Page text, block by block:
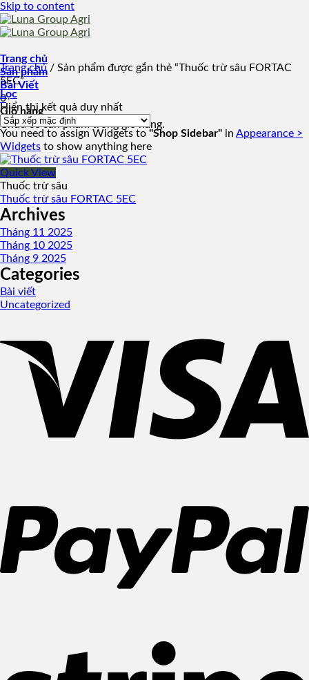
Skip to content
Trang chủ
Sản phẩm
Bài Viết
0
Giỏ hàng
Chưa có sản phẩm trong giỏ hàng.
Trang chủ / Sản phẩm được gắn thẻ “Thuốc trừ sâu FORTAC
5EC”
Lọc
Hiển thị kết quả duy nhất
You need to assign Widgets to "Shop Sidebar" in Appearance >
Widgets to show anything here
Quick View
Thuốc trừ sâu
Thuốc trừ sâu FORTAC 5EC
Archives
Tháng 11 2025
Tháng 10 2025
Tháng 9 2025
Categories
Bài viết
Uncategorized